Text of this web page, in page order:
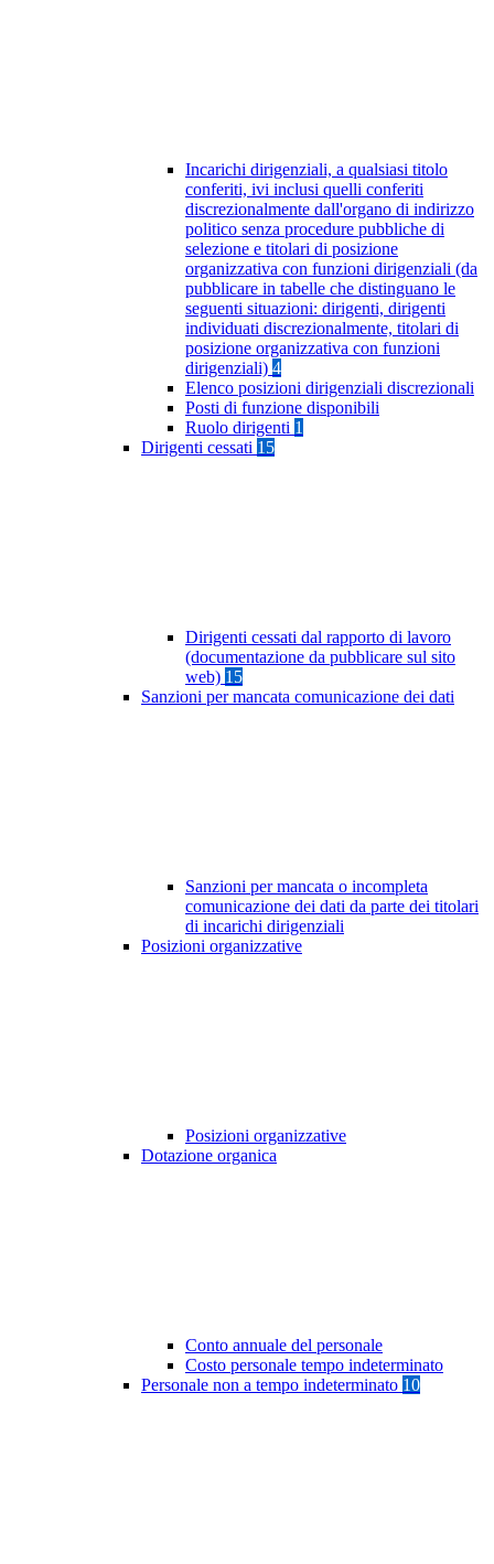
Incarichi dirigenziali, a qualsiasi titolo
conferiti, ivi inclusi quelli conferiti
discrezionalmente dall'organo di indirizzo
politico senza procedure pubbliche di
selezione e titolari di posizione
organizzativa con funzioni dirigenziali (da
pubblicare in tabelle che distinguano le
seguenti situazioni: dirigenti, dirigenti
individuati discrezionalmente, titolari di
posizione organizzativa con funzioni
dirigenziali) 4
Elenco posizioni dirigenziali discrezionali
Posti di funzione disponibili
Ruolo dirigenti 1
Dirigenti cessati 15
Dirigenti cessati dal rapporto di lavoro
(documentazione da pubblicare sul sito
web) 15
Sanzioni per mancata comunicazione dei dati
Sanzioni per mancata o incompleta
comunicazione dei dati da parte dei titolari
di incarichi dirigenziali
Posizioni organizzative
Posizioni organizzative
Dotazione organica
Conto annuale del personale
Costo personale tempo indeterminato
Personale non a tempo indeterminato 10